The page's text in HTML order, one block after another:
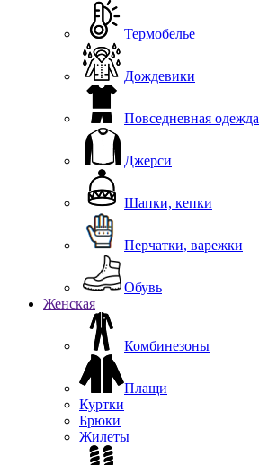
Термобелье
Дождевики
Повседневная одежда
Джерси
Шапки, кепки
Перчатки, варежки
Обувь
Женская
Комбинезоны
Плащи
Куртки
Брюки
Жилеты